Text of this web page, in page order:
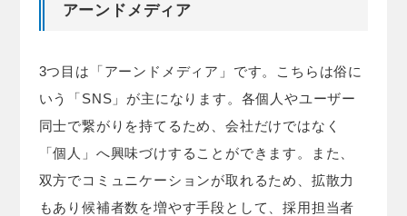
アーンドメディア
3つ目は「アーンドメディア」です。こちらは俗に
いう「SNS」が主になります。各個人やユーザー
同士で繋がりを持てるため、会社だけではなく
「個人」へ興味づけすることができます。また、
双方でコミュニケーションが取れるため、拡散力
もあり候補者数を増やす手段として、採用担当者